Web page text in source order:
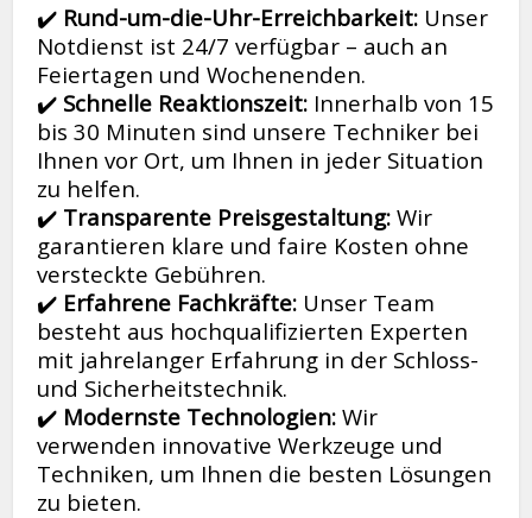
✔️ Rund-um-die-Uhr-Erreichbarkeit: Unser
Notdienst ist 24/7 verfügbar – auch an
Feiertagen und Wochenenden.
✔️ Schnelle Reaktionszeit: Innerhalb von 15
bis 30 Minuten sind unsere Techniker bei
Ihnen vor Ort, um Ihnen in jeder Situation
zu helfen.
✔️ Transparente Preisgestaltung: Wir
garantieren klare und faire Kosten ohne
versteckte Gebühren.
✔️ Erfahrene Fachkräfte: Unser Team
besteht aus hochqualifizierten Experten
mit jahrelanger Erfahrung in der Schloss-
und Sicherheitstechnik.
✔️ Modernste Technologien: Wir
verwenden innovative Werkzeuge und
Techniken, um Ihnen die besten Lösungen
zu bieten.